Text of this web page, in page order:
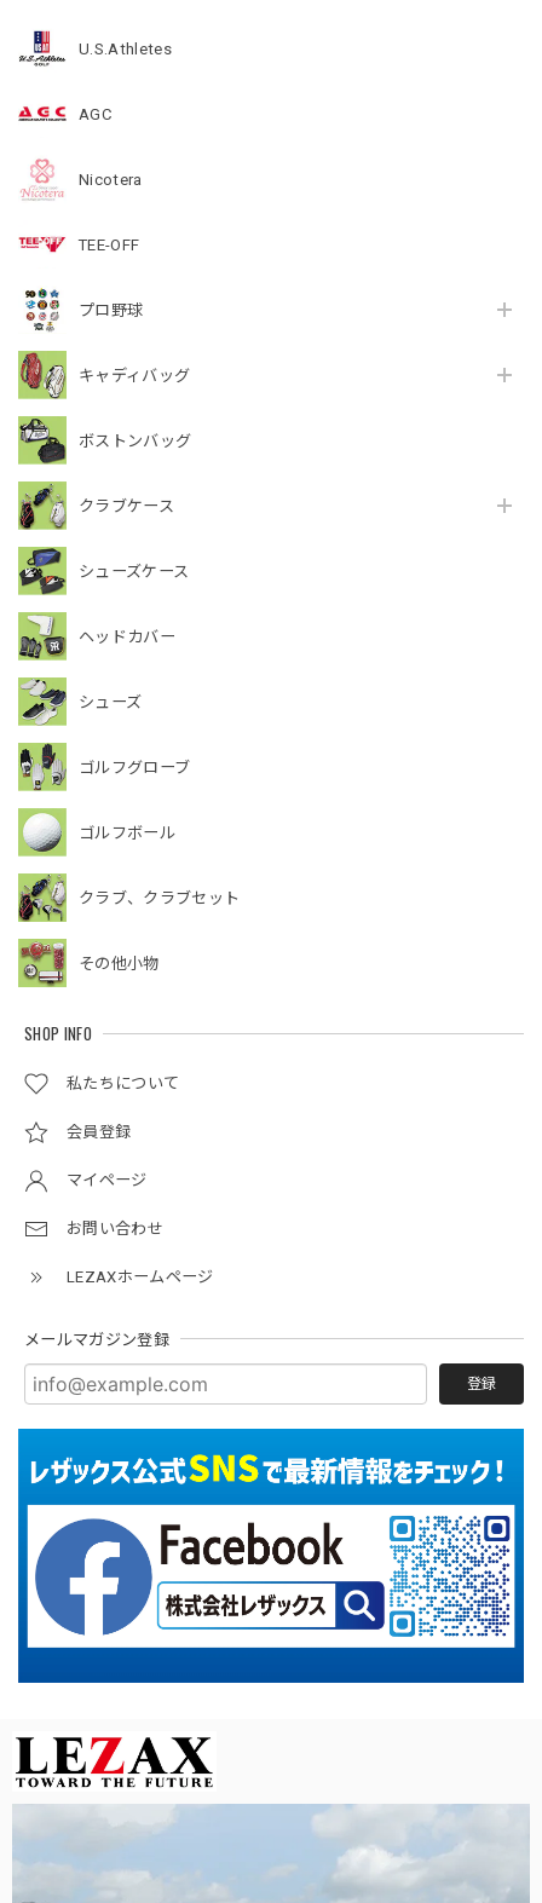
U.S.Athletes
AGC
Nicotera
TEE-OFF
プロ野球
キャディバッグ
ボストンバッグ
クラブケース
シューズケース
ヘッドカバー
シューズ
ゴルフグローブ
ゴルフボール
クラブ、クラブセット
その他小物
SHOP INFO
私たちについて
会員登録
マイページ
お問い合わせ
LEZAXホームページ
メールマガジン登録
登録